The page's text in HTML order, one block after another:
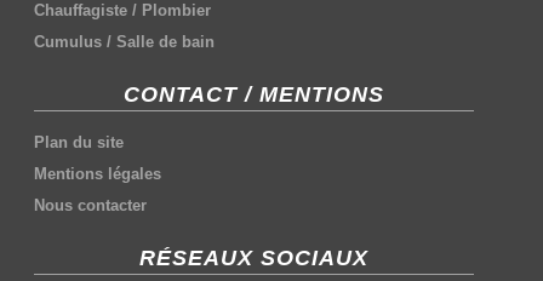
Chauffagiste / Plombier
Cumulus /Salle de bain
CONTACT / MENTIONS
Plan du site
Mentions légales
Nous contacter
RÉSEAUX SOCIAUX